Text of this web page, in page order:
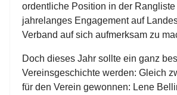
ordentliche Position in der Rangliste
jahrelanges Engagement auf
Verband auf sich aufmerksam zu
Doch dieses Jahr sollte ein ganz
Vereinsgeschichte werden: Gleich
für den Verein gewonnen: Lene